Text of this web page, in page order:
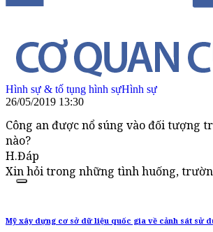
Hình sự & tố tụng hình sựHình sự
26/05/2019 13:30
Công an được nổ súng vào đối tượng
nào?
H.Đáp
Xin hỏi trong những tình huống,
Mỹ xây dựng cơ sở dữ liệu quốc gia về cảnh sát sử